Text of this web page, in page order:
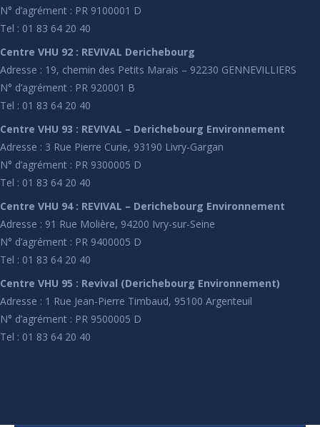
N° d’agrément : PR 9100001 D
Tel : 01 83 64 20 40
Centre VHU 92 : REVIVAL Derichebourg
Adresse : 19, chemin des Petits Marais – 92230 GENNEVILLIERS
N° d’agrément : PR 920001 B
Tel : 01 83 64 20 40
Centre VHU 93 : REVIVAL – Derichebourg Environnement
Adresse : 3 Rue Pierre Curie, 93190 Livry-Gargan
N° d’agrément : PR 9300005 D
Tel : 01 83 64 20 40
Centre VHU 94 : REVIVAL – Derichebourg Environnement
Adresse : 91 Rue Molière, 94200 Ivry-sur-Seine
N° d’agrément : PR 9400005 D
Tel : 01 83 64 20 40
Centre VHU 95 : Revival (Derichebourg Environnement)
Adresse : 1 Rue Jean-Pierre Timbaud, 95100 Argenteuil
N° d’agrément : PR 9500005 D
Tel : 01 83 64 20 40